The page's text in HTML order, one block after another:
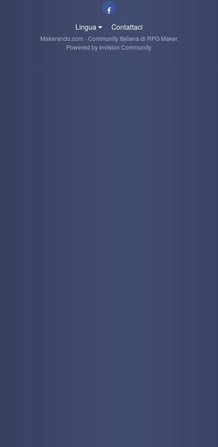
Lingua Contattaci
Makerando.com - Community Italiana di RPG Maker
Powered by Invision Community